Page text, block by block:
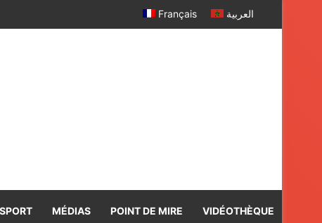
Français العربية
SPORT MÉDIAS POINT DE MIRE VIDÉOTHÈQUE